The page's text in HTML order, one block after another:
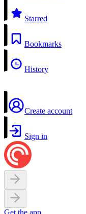
Starred
Bookmarks
History
Create account
Sign in
Get the app